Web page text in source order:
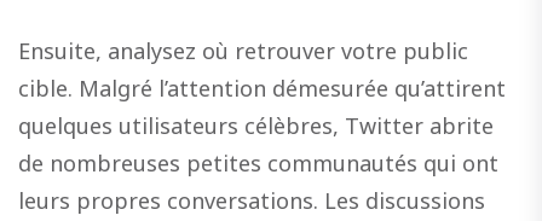
Ensuite, analysez où retrouver votre public
cible. Malgré l’attention démesurée qu’attirent
quelques utilisateurs célèbres, Twitter abrite
de nombreuses petites communautés qui ont
leurs propres conversations. Les discussions